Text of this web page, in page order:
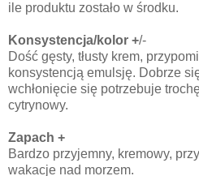
ile produktu zostało w środku.
Konsystencja/kolor +/-
Dość gęsty, tłusty krem,
konsystencją emulsję. Dobrze
wchłonięcie się potrzebuje
cytrynowy.
Zapach +
Bardzo przyjemny, kremowy,
wakacje nad morzem.